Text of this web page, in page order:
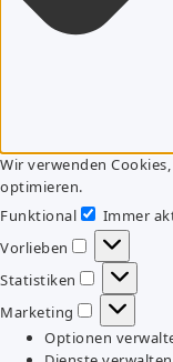
Wir verwenden
optimieren.
Funktional
Immer
Vorlieben
Vorlieben
Statistiken
Statistiken
Marketing
Marketing
Optionen